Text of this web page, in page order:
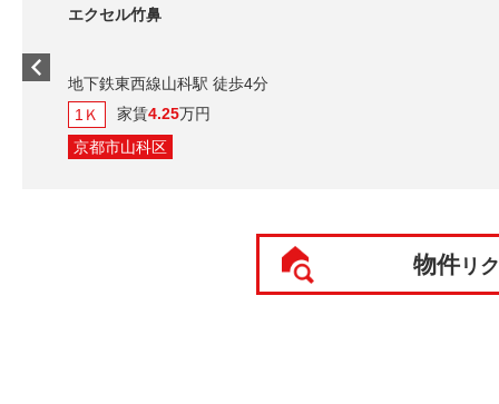
東西線山科駅 徒歩4分
万円
物件リ